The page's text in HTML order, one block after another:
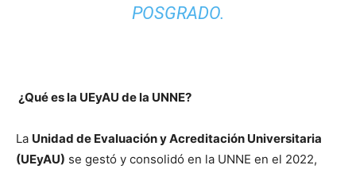
POSGRADO.
¿Qué es la UEyAU de la UNNE?
La Unidad de Evaluación y Acreditación Universitaria
(UEyAU) se gestó y consolidó en la UNNE en el 2022,